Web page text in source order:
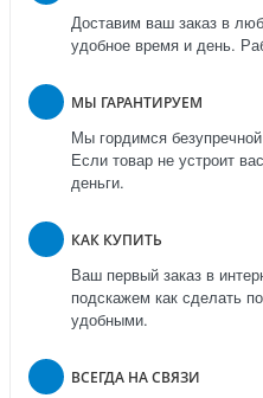
Доставим ваш заказ в
удобное время и день.
МЫ ГАРАНТИРУЕМ
Мы гордимся
Если товар не устроит
деньги.
КАК КУПИТЬ
Ваш первый заказ в
подскажем как сделать
удобными.
ВСЕГДА НА СВЯЗИ